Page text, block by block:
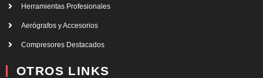
Herramientas Profesionales
Aerógrafos y Accesorios
Compresores Destacados
OTROS LINKS